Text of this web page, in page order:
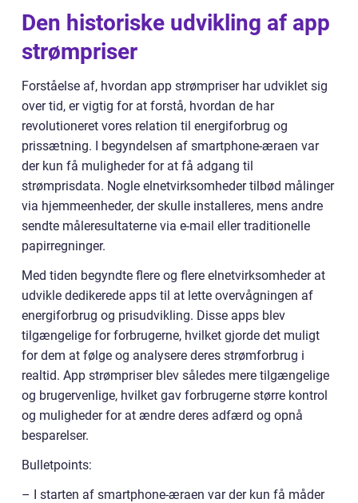
Den historiske udvikling af app
strømpriser
Forståelse af, hvordan app strømpriser har udviklet sig
over tid, er vigtig for at forstå, hvordan de har
revolutioneret vores relation til energiforbrug og
prissætning. I begyndelsen af smartphone-æraen var
der kun få muligheder for at få adgang til
strømprisdata. Nogle elnetvirksomheder tilbød målinger
via hjemmeenheder, der skulle installeres, mens andre
sendte måleresultaterne via e-mail eller traditionelle
papirregninger.
Med tiden begyndte flere og flere elnetvirksomheder at
udvikle dedikerede apps til at lette overvågningen af
energiforbrug og prisudvikling. Disse apps blev
tilgængelige for forbrugerne, hvilket gjorde det muligt
for dem at følge og analysere deres strømforbrug i
realtid. App strømpriser blev således mere tilgængelige
og brugervenlige, hvilket gav forbrugerne større kontrol
og muligheder for at ændre deres adfærd og opnå
besparelser.
Bulletpoints:
– I starten af smartphone-æraen var der kun få måder